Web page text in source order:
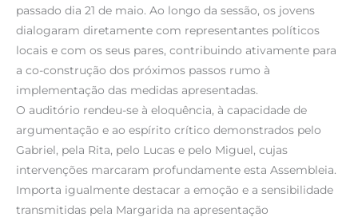
passado dia 21 de maio. Ao longo da sessão, os jovens
dialogaram diretamente com representantes políticos
locais e com os seus pares, contribuindo ativamente para
a co-construção dos próximos passos rumo à
implementação das medidas apresentadas.
O auditório rendeu-se à eloquência, à capacidade de
argumentação e ao espírito crítico demonstrados pelo
Gabriel, pela Rita, pelo Lucas e pelo Miguel, cujas
intervenções marcaram profundamente esta Assembleia.
Importa igualmente destacar a emoção e a sensibilidade
transmitidas pela Margarida na apresentação